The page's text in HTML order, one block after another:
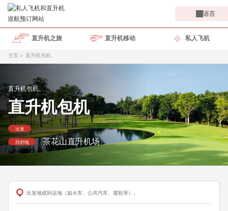
语言
直升机之旅 直升机移动 私人飞机
主页 直升机包机
直升机包机。
直升机包机
出发
目的地 茶花山直升机场
出发地或到达地（如火车、公共汽车、渡轮等）。